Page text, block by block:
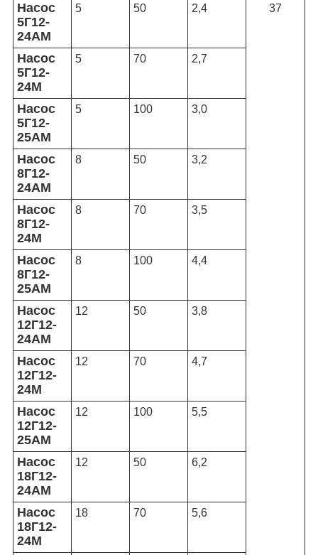
Насос
5Г12-
24АМ
5 50 2,4 37
Насос
5Г12-
24М
5 70 2,7
Насос
5Г12-
25АМ
5 100 3,0
Насос
8Г12-
24АМ
8 50 3,2
Насос
8Г12-
24М
8 70 3,5
Насос
8Г12-
25АМ
8 100 4,4
Насос
12Г12-
24АМ
12 50 3,8
Насос
12Г12-
24М
12 70 4,7
Насос
12Г12-
25АМ
12 100 5,5
Насос
18Г12-
24АМ
12 50 6,2
Насос
18Г12-
24М
18 70 5,6